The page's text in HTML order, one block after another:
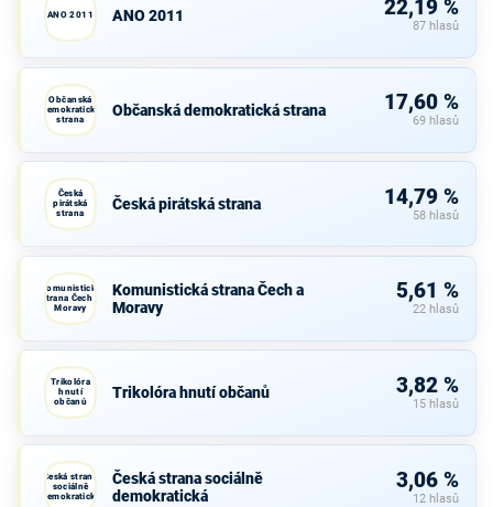
ANO 2011 ANO 2011 22,19 %
87 hlasů
Občanská
demokratická
strana
Občanská demokratická strana 17,60 %
69 hlasů
Česká
pirátská
strana
Česká pirátská strana 14,79 %
58 hlasů
Komunistická
strana Čech a
Moravy
Komunistická strana Čech a
Moravy
5,61 %
22 hlasů
Trikolóra
hnutí
občanů
Trikolóra hnutí občanů 3,82 %
15 hlasů
Česká strana
sociálně
demokratická
Česká strana sociálně
demokratická
3,06 %
12 hlasů